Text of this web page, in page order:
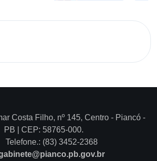
Costa Filho, nº 145, Centro - Piancó -
PB | CEP: 58765-000.
Telefone.: (83) 3452-2368